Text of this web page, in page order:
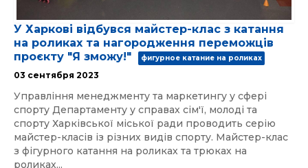
У Харкові відбувся майстер-клас з катання
на роликах та нагородження переможців
проєкту "Я зможу!"
фигурное катание на роликах
03 сентября 2023
Управління менеджменту та маркетингу у сфері
спорту Департаменту у справах сім'ї, молоді та
спорту Харківської міської ради проводить серію
майстер-класів із різних видів спорту. Майстер-клас
з фігурного катання на роликах та трюках на
роликах...